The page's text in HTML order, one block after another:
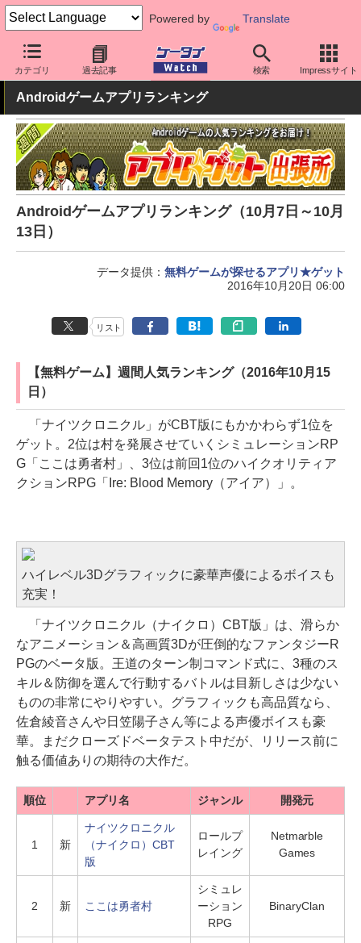
Powered by Translate
カテゴリ 過去記事 検索 Impressサイト
ケータイ Watch OS Android アプリ・サービス
Androidゲームアプリランキング
Androidゲームアプリランキング（10月7日～10月
13日）
データ提供：無料ゲームが探せるアプリ★ゲット
2016年10月20日 06:00
リスト
【無料ゲーム】週間人気ランキング（2016年10月15
日）
「ナイツクロニクル」がCBT版にもかかわらず1位を
ゲット。2位は村を発展させていくシミュレーションRP
G「ここは勇者村」、3位は前回1位のハイクオリティア
クションRPG「Ire: Blood Memory（アイア）」。
ハイレベル3Dグラフィックに豪華声優によるボイスも
充実！
「ナイツクロニクル（ナイクロ）CBT版」は、滑らか
なアニメーション＆高画質3Dが圧倒的なファンタジーR
PGのベータ版。王道のターン制コマンド式に、3種のス
キル＆防御を選んで行動するバトルは目新しさは少ない
ものの非常にやりやすい。グラフィックも高品質なら、
佐倉綾音さんや日笠陽子さん等による声優ボイスも豪
華。まだクローズドベータテスト中だが、リリース前に
触る価値ありの期待の大作だ。
順位 アプリ名 ジャンル 開発元
1 新
ナイツクロニクル
（ナイクロ）CBT
版
ロールプ
レイング
Netmarble
Games
2 新 ここは勇者村
シミュレ
ーション
RPG
BinaryClan